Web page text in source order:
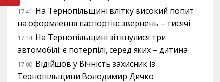
17:41 На Тернопільщині влітку високий попит
на оформлення паспортів: звернень – тисячі
17:14 На Тернопільщині зіткнулися три
автомобілі: є потерпілі, серед яких – дитина
17:00 Відійшов у Вічність захисник із
Тернопільщини Володимир Дичко